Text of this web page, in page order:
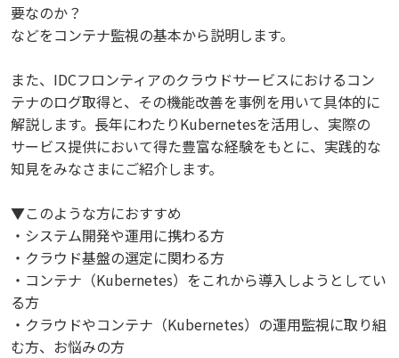
要なのか？
などをコンテナ監視の基本から説明します。
また、IDCフロンティアのクラウドサービスにおけるコン
テナのログ取得と、その機能改善を事例を用いて具体的に
解説します。長年にわたりKubernetesを活用し、実際の
サービス提供において得た豊富な経験をもとに、実践的な
知見をみなさまにご紹介します。
▼このような方におすすめ
・システム開発や運用に携わる方
・クラウド基盤の選定に関わる方
・コンテナ（Kubernetes）をこれから導入しようとしてい
る方
・クラウドやコンテナ（Kubernetes）の運用監視に取り組
む方、お悩みの方